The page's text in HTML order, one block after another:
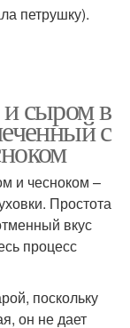
петрушку).
сыром в
с
и чесноком –
Простота
вкус
процесс
поскольку
он не дает